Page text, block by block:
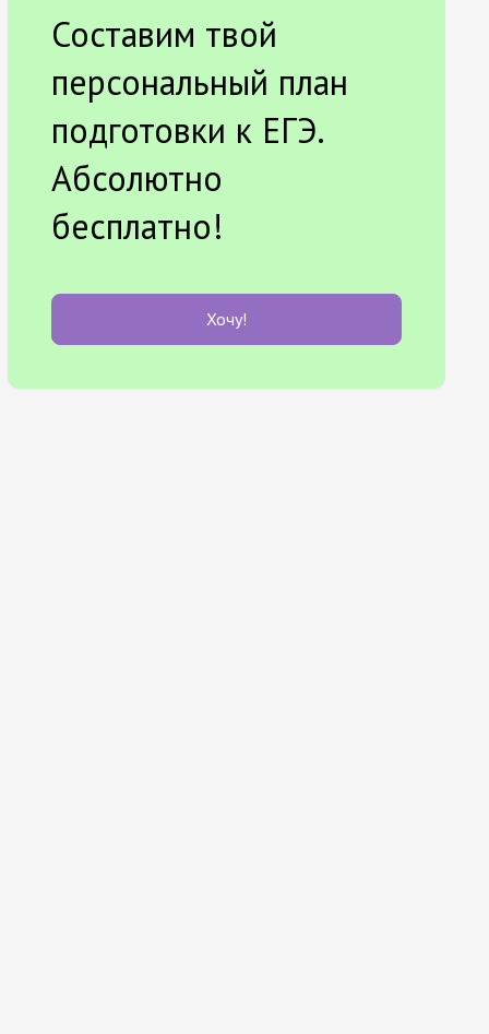
Составим твой
персональный план
подготовки к ЕГЭ.
Абсолютно
бесплатно!
Хочу!